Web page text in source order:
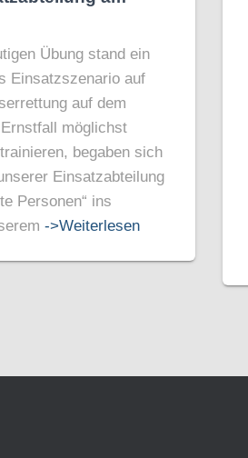
Übung stand ein
Einsatzszenario auf
auf dem
möglichst
begaben sich
Einsatzabteilung
Personen“ ins
->Weiterlesen